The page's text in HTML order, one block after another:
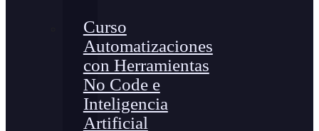
Curso
Automatizaciones
con Herramientas
No Code e
Inteligencia
Artificial